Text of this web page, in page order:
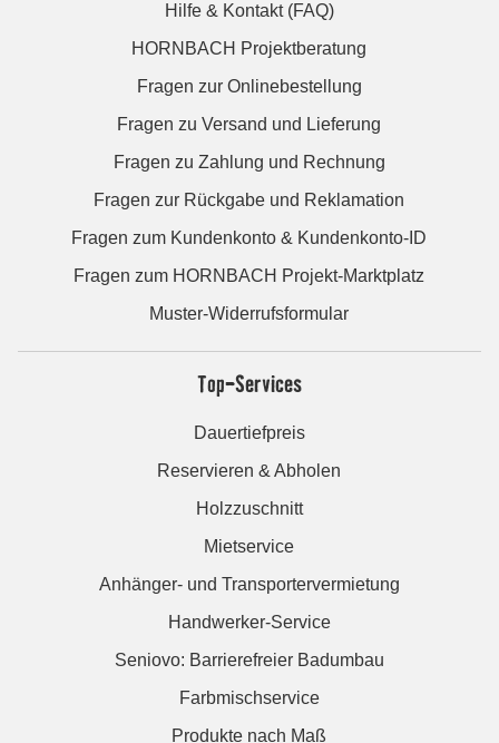
Hilfe & Kontakt (FAQ)
HORNBACH Projektberatung
Fragen zur Onlinebestellung
Fragen zu Versand und Lieferung
Fragen zu Zahlung und Rechnung
Fragen zur Rückgabe und Reklamation
Fragen zum Kundenkonto & Kundenkonto-ID
Fragen zum HORNBACH Projekt-Marktplatz
Muster-Widerrufsformular
Top-Services
Dauertiefpreis
Reservieren & Abholen
Holzzuschnitt
Mietservice
Anhänger- und Transportervermietung
Handwerker-Service
Seniovo: Barrierefreier Badumbau
Farbmischservice
Produkte nach Maß